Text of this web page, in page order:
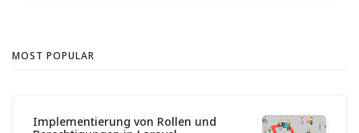
MOST POPULAR
Implementierung von Rollen und